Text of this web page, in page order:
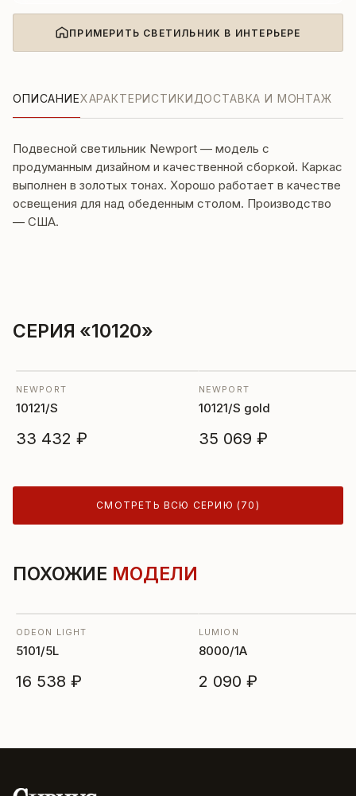
ПРИМЕРИТЬ СВЕТИЛЬНИК В ИНТЕРЬЕРЕ
ОПИСАНИЕХАРАКТЕРИСТИКИДОСТАВКА И МОНТАЖ
Подвесной светильник Newport — модель с
продуманным дизайном и качественной сборкой. Каркас
выполнен в золотых тонах. Хорошо работает в качестве
освещения для над обеденным столом. Производство
— США.
СЕРИЯ «10120»
NEWPORT
10121/S
33 432 ₽
NEWPORT
10121/S gold
35 069 ₽
СМОТРЕТЬ ВСЮ СЕРИЮ (70)
ПОХОЖИЕ МОДЕЛИ
ODEON LIGHT
5101/5L
16 538 ₽
LUMION
8000/1A
2 090 ₽